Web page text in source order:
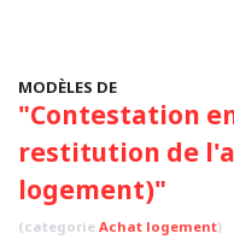
MODÈLES DE
"Contestation
restitution de
logement)"
(categorie Achat logement)